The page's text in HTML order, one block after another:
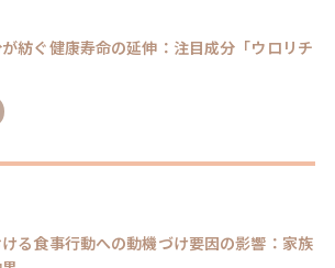
紡ぐ健康寿命の延伸：注目成分「ウロリチ
る食事行動への動機づけ要因の影響：家族